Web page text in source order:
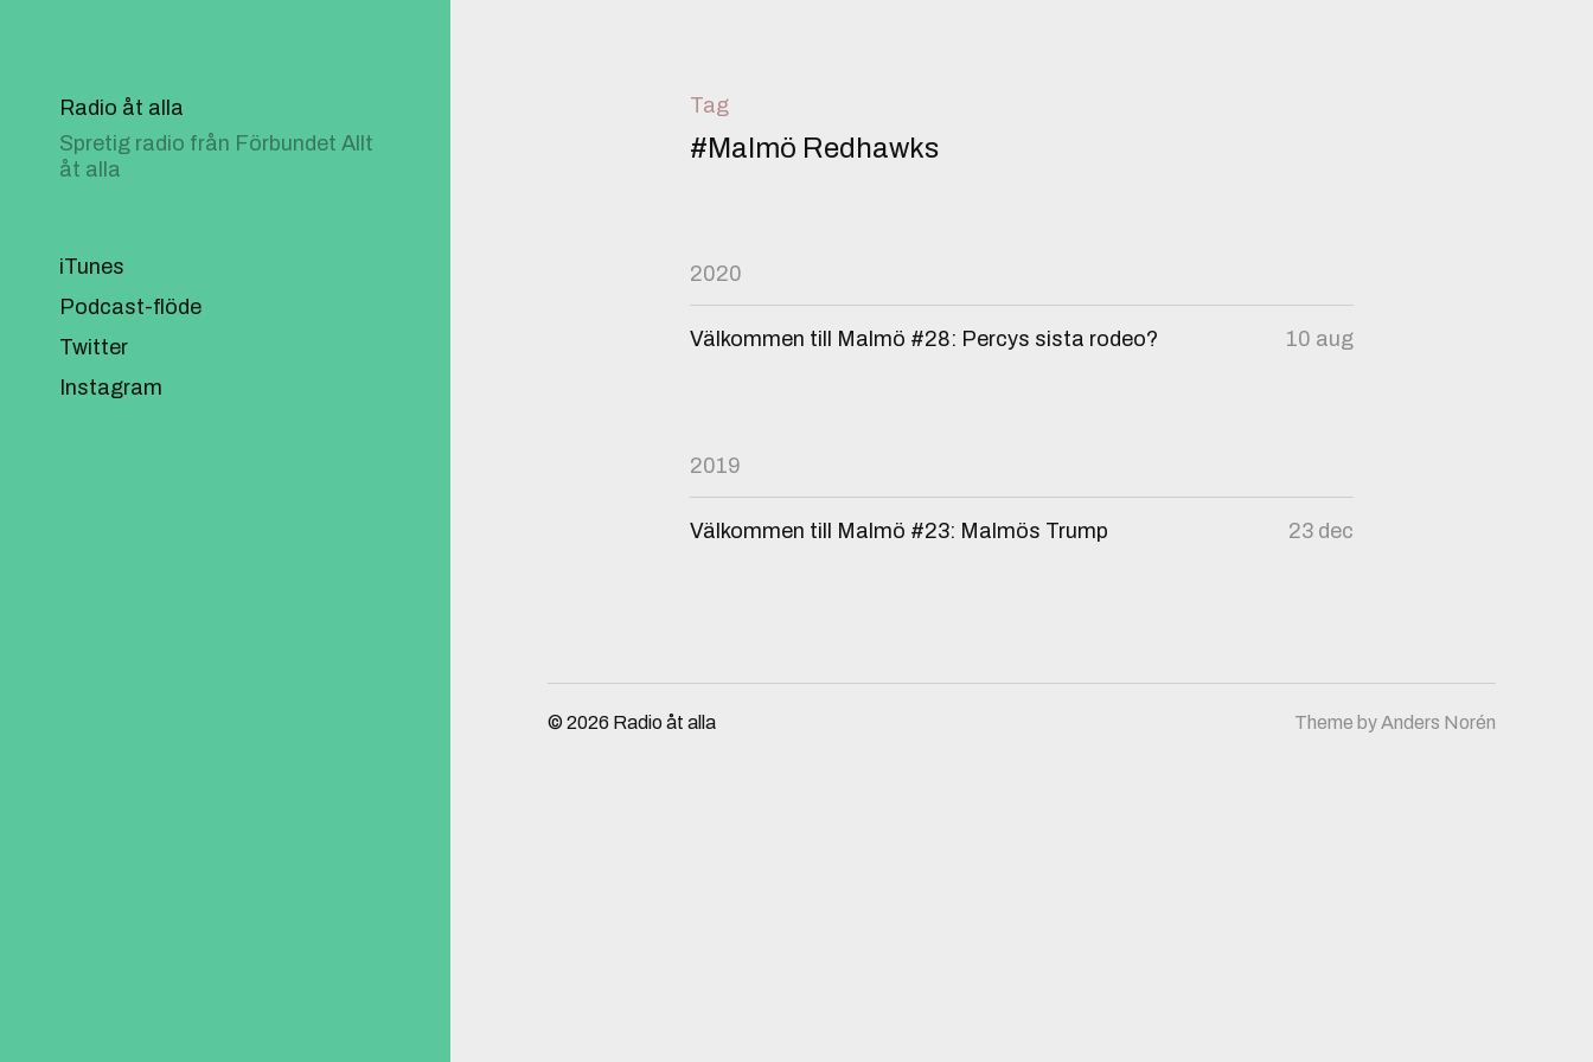
Radio åt alla
Spretig radio från Förbundet Allt
åt alla
iTunes
Podcast-flöde
Twitter
Instagram
Tag
#Malmö Redhawks
2020
Välkommen till Malmö #28: Percys sista rodeo? 10 aug
2019
Välkommen till Malmö #23: Malmös Trump 23 dec
© 2026 Radio åt alla Theme byAnders Norén